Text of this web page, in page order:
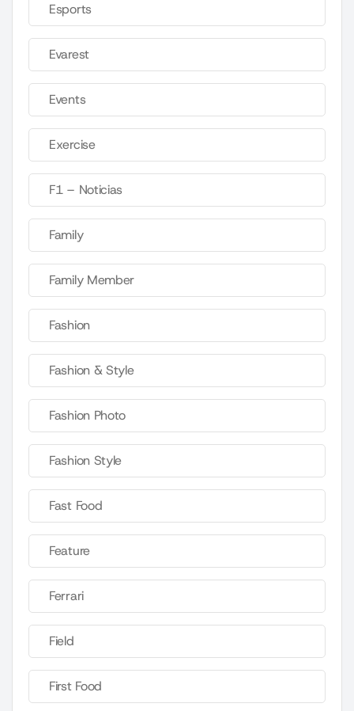
Esports
Evarest
Events
Exercise
F1 – Noticias
Family
Family Member
Fashion
Fashion & Style
Fashion Photo
Fashion Style
Fast Food
Feature
Ferrari
Field
First Food